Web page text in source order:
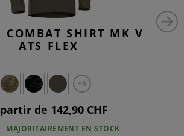
COMBAT SHIRT MK V
ATS FLEX
+5
de 142,90 CHF
MAJORITAIREMENT EN STOCK